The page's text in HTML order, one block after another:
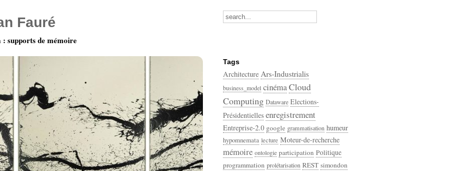
Fauré
supports de mémoire
Tags
Architecture Ars-Industrialis
business_model cinémaCloud
Computing Dataware Elections-
Présidentielles enregistrement
Entreprise-2.0 google grammatisation humeur
hypomnemata lecture Moteur-de-recherche
mémoire ontologie participation Politique
programmation prolétarisation REST simondon